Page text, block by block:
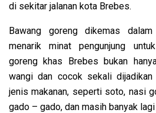
di sekitar jalanan kota Brebes.
Bawang goreng dikemas
menarik minat pengunjung
goreng khas Brebes bukan
wangi dan cocok sekali dijadikan
jenis makanan, seperti soto, nasi
gado – gado, dan masih banyak lagi